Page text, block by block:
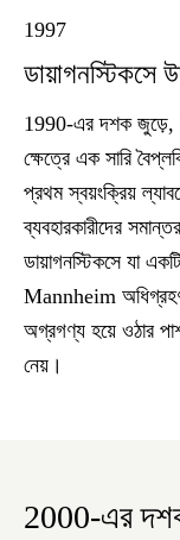
1997
ডায়াগনস্টিকসে
1990-এর দশক জুড়ে,
ক্ষেত্রে এক সারি
প্রথম স্বয়ংক্রিয়
ব্যবহারকারীদের
ডায়াগনস্টিকসে যা
Mannheim অধিগ্রহণ
অগ্রগণ্য হয়ে ওঠার
নেয়।
2000-এর